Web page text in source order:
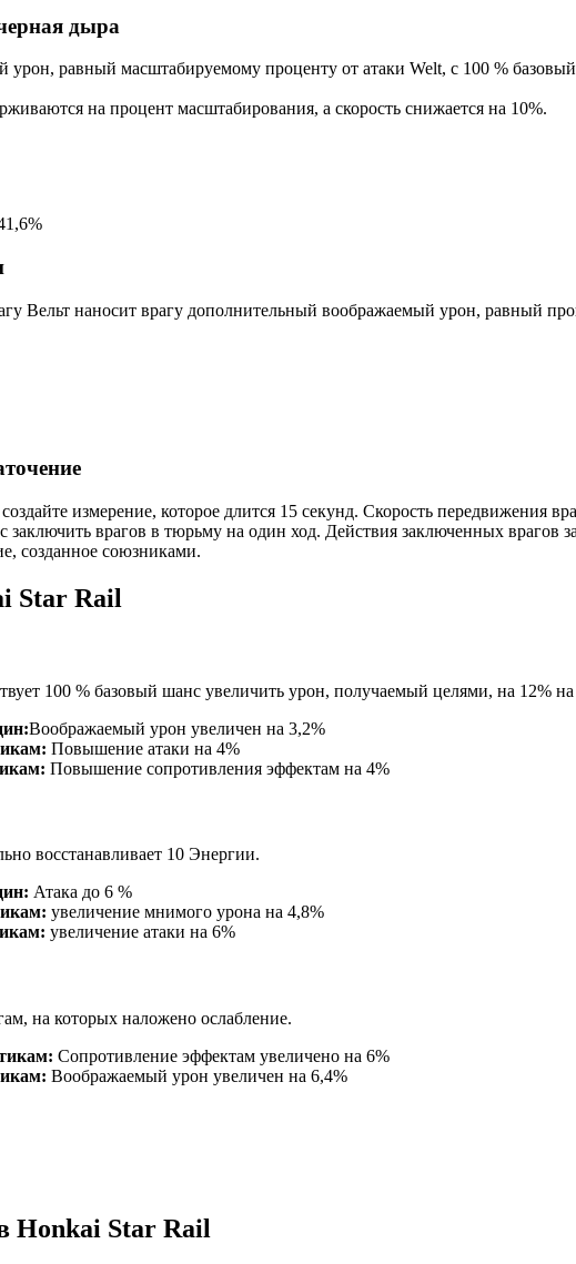
дыра
урон, равный масштабируемому проценту от атаки Welt, с 100 %
на процент масштабирования, а скорость снижается на 10%.
Вельт наносит врагу дополнительный воображаемый урон, равный
измерение, которое длится 15 секунд. Скорость передвижения
заключить врагов в тюрьму на один ход. Действия заключенных
созданное союзниками.
Star Rail
100 % базовый шанс увеличить урон, получаемый целями, на 12% на
Воображаемый урон увеличен на 3,2%
Повышение атаки на 4%
Повышение сопротивления эффектам на 4%
восстанавливает 10 Энергии.
Атака до 6 %
увеличение мнимого урона на 4,8%
увеличение атаки на 6%
на которых наложено ослабление.
Сопротивление эффектам увеличено на 6%
Воображаемый урон увеличен на 6,4%
Honkai Star Rail